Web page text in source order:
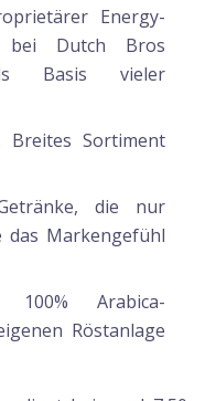
Energy-
bei Dutch Bros
Basis vieler
Breites Sortiment
die nur
das Markengefühl
100% Arabica-
Röstanlage